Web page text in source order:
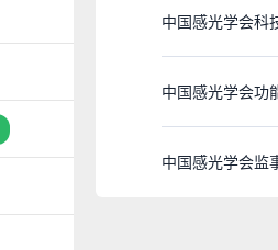
中国感光学会科
中国感光学会功
中国感光学会监